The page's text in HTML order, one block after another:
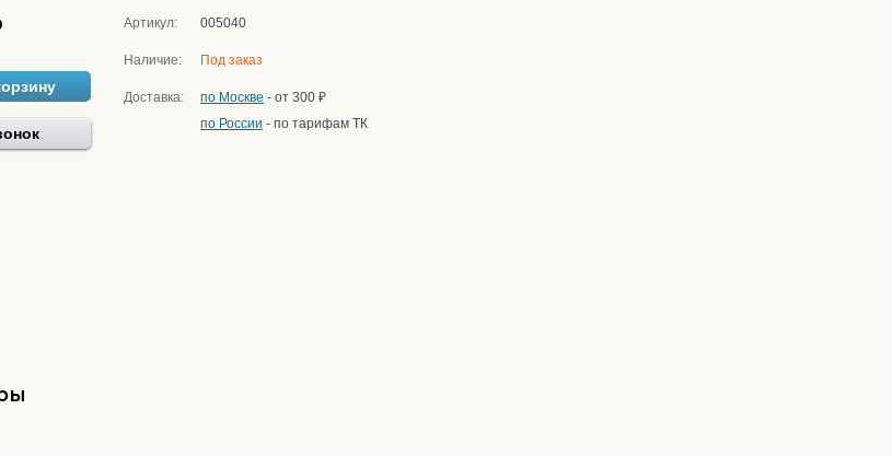
Артикул: 005040
Наличие: Под заказ
Доставка: по Москве - от 300 ₽
по России - по тарифам ТК